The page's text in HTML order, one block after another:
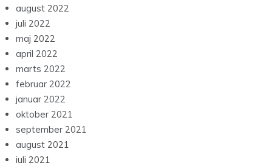
august 2022
juli 2022
maj 2022
april 2022
marts 2022
februar 2022
januar 2022
oktober 2021
september 2021
august 2021
juli 2021